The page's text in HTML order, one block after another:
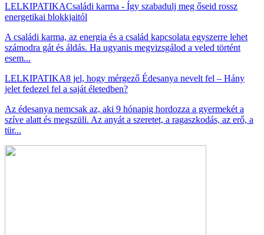
LELKIPATIKACsaládi karma - Így szabadulj meg őseid rossz
energetikai blokkjaitól
A családi karma, az energia és a család kapcsolata egyszerre lehet
számodra gát és áldás. Ha ugyanis megvizsgálod a veled történt
esem...
LELKIPATIKA8 jel, hogy mérgező Édesanya nevelt fel – Hány
jelet fedezel fel a saját életedben?
Az édesanya nemcsak az, aki 9 hónapig hordozza a gyermekét a
szíve alatt és megszüli. Az anyát a szeretet, a ragaszkodás, az erő, a
tür...